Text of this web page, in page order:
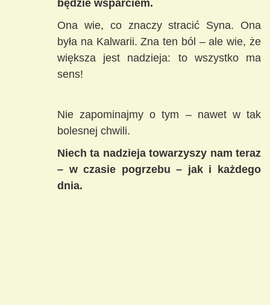
będzie wsparciem.
Ona wie, co znaczy stracić Syna. Ona
była na Kalwarii. Zna ten ból – ale wie, że
większa jest nadzieja: to wszystko ma
sens!
Nie zapominajmy o tym – nawet w tak
bolesnej chwili.
Niech ta nadzieja towarzyszy nam teraz
– w czasie pogrzebu – jak i każdego
dnia.